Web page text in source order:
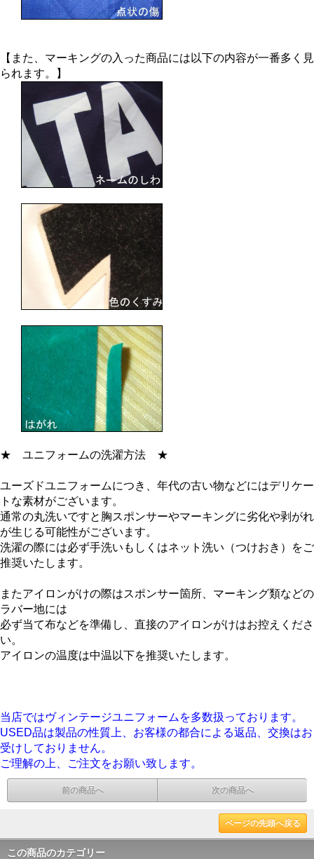
【また、マーキングの入った商品には以下の内容が一番多く見
られます。】
★ ユニフォームの洗濯方法 ★
ユーズドユニフォームにつき、年代の古い物などにはデリケー
トな素材がございます。
通常の丸洗いですと胸スポンサーやマーキングに劣化や剥がれ
が生じる可能性がございます。
洗濯の際には必ず手洗いもしくはネット洗い（つけおき）をご
推奨いたします。
またアイロンがけの際はスポンサー箇所、マーキング類などの
ラバー地には
必ず当て布などを準備し、直接のアイロンがけはお控えくださ
い。
アイロンの温度は中温以下を推奨いたします。
当店ではヴィンテージユニフォームを多数扱っております。
USED品は製品の性質上、お客様の都合による返品、交換はお
受けしておりません。
ご理解の上、ご注文をお願い致します。
前の商品へ 次の商品へ
ページの先頭へ戻る
この商品のカテゴリー